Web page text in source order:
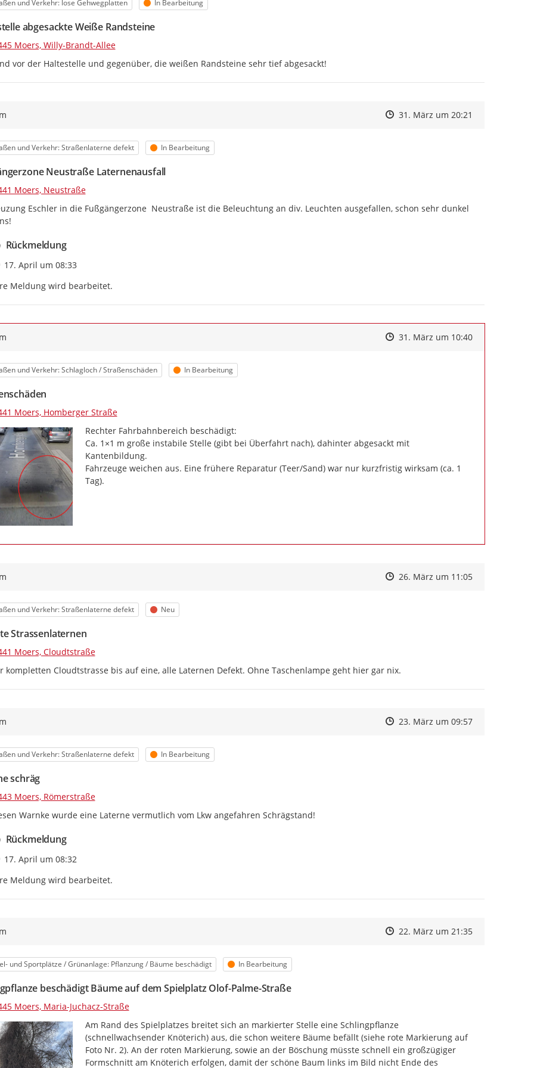
und Verkehr: lose Gehwegplatten Status
In Bearbeitung
abgesackte Weiße Randsteine
Moers, Willy-Brandt-Allee
vor der Haltestelle und gegenüber, die weißen Randsteine sehr tief abgesackt!
Zeitpunkt des Erstellens
Zeitpunkt des Erstellens
31. März um 20:21
und Verkehr: Straßenlaterne defekt Status
In Bearbeitung
Neustraße Laternenausfall
Moers, Neustraße
Eschler in die Fußgängerzone  Neustraße ist die Beleuchtung an div. Leuchten ausgefallen, schon sehr dunkel
Rückmeldung
Zeitpunkt des Erstellens
17. April um 08:33
Meldung wird bearbeitet.
Zeitpunkt des Erstellens
Zeitpunkt des Erstellens
31. März um 10:40Zur Äußerung
und Verkehr: Schlagloch / Straßenschäden Status
In Bearbeitung
Moers, Homberger Straße
Rechter Fahrbahnbereich beschädigt:
Ca. 1×1 m große instabile Stelle (gibt bei Überfahrt nach), dahinter abgesackt mit
Kantenbildung.
Fahrzeuge weichen aus. Eine frühere Reparatur (Teer/Sand) war nur kurzfristig wirksam (ca. 1
Tag).
Zeitpunkt des Erstellens
Zeitpunkt des Erstellens
26. März um 11:05Zur Äußerung
und Verkehr: Straßenlaterne defekt Status
Neu
Strassenlaternen
Moers, Cloudtstraße
kompletten Cloudtstrasse bis auf eine, alle Laternen Defekt. Ohne Taschenlampe geht hier gar nix.
Zeitpunkt des Erstellens
Zeitpunkt des Erstellens
23. März um 09:57Zur Äußerung
und Verkehr: Straßenlaterne defekt Status
In Bearbeitung
schräg
Moers, Römerstraße
Warnke wurde eine Laterne vermutlich vom Lkw angefahren Schrägstand!
Rückmeldung
Zeitpunkt des Erstellens
17. April um 08:32
Meldung wird bearbeitet.
Zeitpunkt des Erstellens
Zeitpunkt des Erstellens
22. März um 21:35Zur Äußerung
und Sportplätze / Grünanlage: Pflanzung / Bäume beschädigt Status
In Bearbeitung
beschädigt Bäume auf dem Spielplatz Olof-Palme-Straße
Moers, Maria-Juchacz-Straße
Am Rand des Spielplatzes breitet sich an markierter Stelle eine Schlingpflanze
(schnellwachsender Knöterich) aus, die schon weitere Bäume befällt (siehe rote Markierung auf
Foto Nr. 2). An der roten Markierung, sowie an der Böschung müsste schnell ein großzügiger
Formschnitt am Knöterich erfolgen, damit der schöne Baum links im Bild nicht Ende des